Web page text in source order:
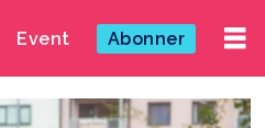
Event Abonner